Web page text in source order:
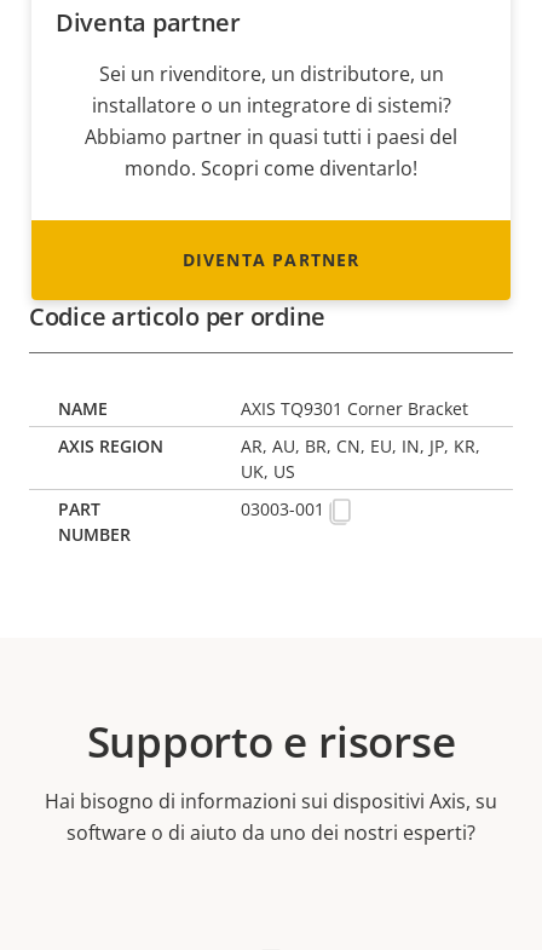
Diventa partner
Sei un rivenditore, un distributore, un
installatore o un integratore di sistemi?
Abbiamo partner in quasi tutti i paesi del
mondo. Scopri come diventarlo!
DIVENTA PARTNER
Codice articolo per ordine
AXIS TQ9301 Corner Bracket
AR, AU, BR, CN, EU, IN, JP, KR,
UK, US
03003-001
Supporto e risorse
Hai bisogno di informazioni sui dispositivi Axis, su
software o di aiuto da uno dei nostri esperti?